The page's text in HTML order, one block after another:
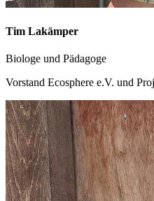
Tim Lakämper
Biologe und Pädagoge
Vorstand Ecosphere e.V. und